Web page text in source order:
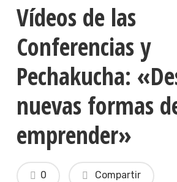
Vídeos de las
Conferencias y
Pechakucha:
nuevas formas
emprender»
Compartir
0